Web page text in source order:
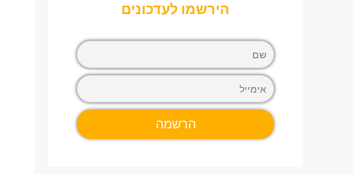
הירשמו לעדכונים